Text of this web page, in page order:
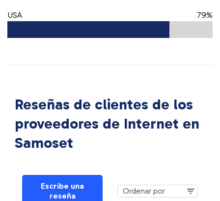
USA 79%
Reseñas de clientes de los
proveedores de Internet en
Samoset
Escribe una
reseña